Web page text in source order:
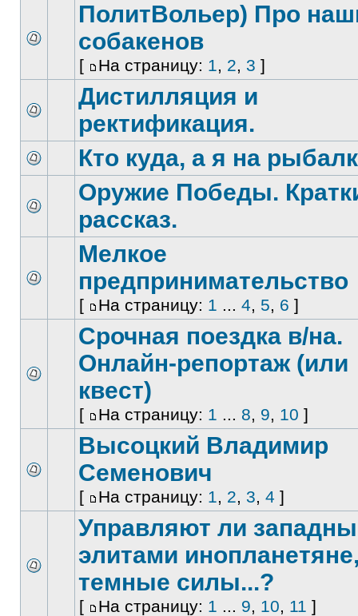
ПолитВольер) Про
собакенов
[ На страницу: 1, 2, 3 ]
Дистилляция и
ректификация.
Кто куда, а я на
Оружие Победы.
рассказ.
Мелкое
предпринимательство
[ На страницу: 1 ... 4, 5, 6 ]
Срочная поездка в/на.
Онлайн-репортаж (или
квест)
[ На страницу: 1 ... 8, 9, 10 ]
Высоцкий Владимир
Семенович
[ На страницу: 1, 2, 3, 4 ]
Управляют ли
элитами
темные силы...?
[ На страницу: 1 ... 9, 10, 11 ]